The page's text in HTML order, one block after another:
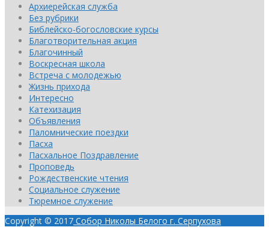
Архиерейская служба
Без рубрики
Библейско-богословские курсы
Благотворительная акция
Благочинный
Воскресная школа
Встреча с молодежью
Жизнь прихода
Интересно
Катехизация
Объявления
Паломнические поездки
Пасха
Пасхальное Поздравление
Проповедь
Рождественские чтения
Социальное служение
Тюремное служение
Copyright © 2017 Собор Николы Белого г. Серпухова